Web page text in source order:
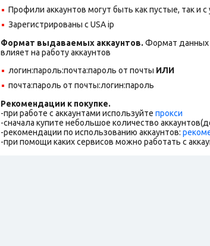
Профили аккаунтов могут быть как пустые, так
Зарегистрированы с USA ip
Формат выдаваемых аккаунтов. Формат данных
влияет на работу аккаунтов
логин:пароль:почта:пароль от почты ИЛИ
почта:пароль от почты:логин:пароль
Рекомендации к покупке.
-при работе с аккаунтами используйте прокси
-сначала купите небольшое количество
-рекомендации по использованию аккаунтов:
-при помощи каких сервисов можно работать с